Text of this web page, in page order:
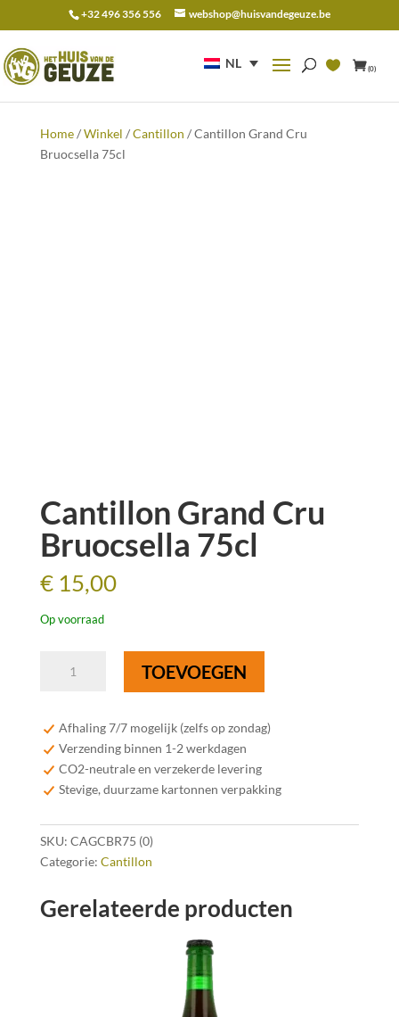
+32 496 356 556 webshop@huisvandegeuze.be
NL (0)
naar:
Home/Winkel /Cantillon / Cantillon Grand Cru
Bruocsella 75cl
Cantillon Grand Cru
Bruocsella 75cl
€15,00
Op voorraad
Grand
Bruocsella
75cl
aantal
TOEVOEGEN
Afhaling 7/7 mogelijk (zelfs op zondag)
Verzending binnen 1-2 werkdagen
CO2-neutrale en verzekerde levering
Stevige, duurzame kartonnen verpakking
SKU: CAGCBR75 (0)
Categorie: Cantillon
Gerelateerde producten